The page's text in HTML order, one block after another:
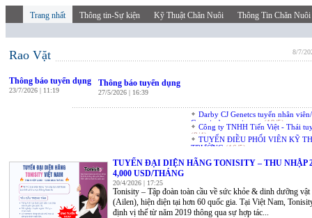
Trang nhất Thông tin-Sự kiện Kỹ Thuật Chăn Nuôi Thông Tin Chăn Nuôi
Rao Vặt 8/7/
Thông báo tuyển dụng
23/7/2026 | 11:19
Thông báo tuyển dụng
27/5/2026 | 16:39
TUYỂN ĐẠI DIỆN HÃNG TONISITY – THU NHẬP
4,000 USD/THÁNG
20/4/2026 | 17:25
Tonisity – Tập đoàn toàn cầu về sức khỏe & dinh dưỡng vật
(Ailen), hiện diện tại hơn 60 quốc gia. Tại Việt Nam,
định vị thế từ năm 2019 thông qua sự hợp tác...
Darby CJ Genetcs tuyển nhân
Genetics’s recruitment (19/5)
Công ty TNHH Tiến Việt - Thái
(8/4)TUYỂN ĐIỀU PHỐI VIÊN KỸ
TRƯỜNG (16/5)